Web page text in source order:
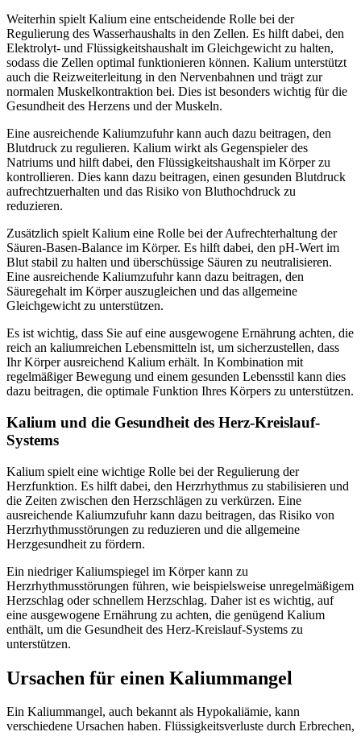
Weiterhin spielt Kalium eine entscheidende Rolle bei der
Regulierung des Wasserhaushalts in den Zellen. Es hilft dabei, den
Elektrolyt- und Flüssigkeitshaushalt im Gleichgewicht zu halten,
sodass die Zellen optimal funktionieren können. Kalium unterstützt
auch die Reizweiterleitung in den Nervenbahnen und trägt zur
normalen Muskelkontraktion bei. Dies ist besonders wichtig für die
Gesundheit des Herzens und der Muskeln.
Eine ausreichende Kaliumzufuhr kann auch dazu beitragen, den
Blutdruck zu regulieren. Kalium wirkt als Gegenspieler des
Natriums und hilft dabei, den Flüssigkeitshaushalt im Körper zu
kontrollieren. Dies kann dazu beitragen, einen gesunden Blutdruck
aufrechtzuerhalten und das Risiko von Bluthochdruck zu
reduzieren.
Zusätzlich spielt Kalium eine Rolle bei der Aufrechterhaltung der
Säuren-Basen-Balance im Körper. Es hilft dabei, den pH-Wert im
Blut stabil zu halten und überschüssige Säuren zu neutralisieren.
Eine ausreichende Kaliumzufuhr kann dazu beitragen, den
Säuregehalt im Körper auszugleichen und das allgemeine
Gleichgewicht zu unterstützen.
Es ist wichtig, dass Sie auf eine ausgewogene Ernährung achten, die
reich an kaliumreichen Lebensmitteln ist, um sicherzustellen, dass
Ihr Körper ausreichend Kalium erhält. In Kombination mit
regelmäßiger Bewegung und einem gesunden Lebensstil kann dies
dazu beitragen, die optimale Funktion Ihres Körpers zu unterstützen.
Kalium und die Gesundheit des Herz-Kreislauf-
Systems
Kalium spielt eine wichtige Rolle bei der Regulierung der
Herzfunktion. Es hilft dabei, den Herzrhythmus zu stabilisieren und
die Zeiten zwischen den Herzschlägen zu verkürzen. Eine
ausreichende Kaliumzufuhr kann dazu beitragen, das Risiko von
Herzrhythmusstörungen zu reduzieren und die allgemeine
Herzgesundheit zu fördern.
Ein niedriger Kaliumspiegel im Körper kann zu
Herzrhythmusstörungen führen, wie beispielsweise unregelmäßigem
Herzschlag oder schnellem Herzschlag. Daher ist es wichtig, auf
eine ausgewogene Ernährung zu achten, die genügend Kalium
enthält, um die Gesundheit des Herz-Kreislauf-Systems zu
unterstützen.
Ursachen für einen Kaliummangel
Ein Kaliummangel, auch bekannt als Hypokaliämie, kann
verschiedene Ursachen haben. Flüssigkeitsverluste durch Erbrechen,